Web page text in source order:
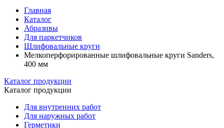
Главная
Каталог
Абразивы
Для паркетчиков
Шлифовальные круги
Мелкоперфорированные шлифовальные круги Sanders,
400 мм
Каталог продукции
Каталог продукции
Для внутренних работ
Для наружных работ
Герметики